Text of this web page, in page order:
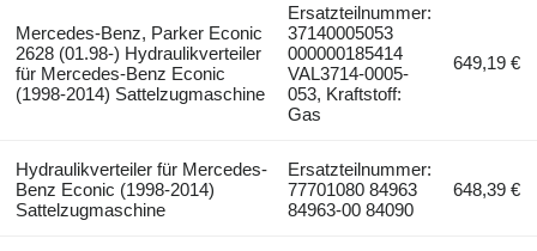
Mercedes-Benz, Parker Econic
2628 (01.98-) Hydraulikverteiler
für Mercedes-Benz Econic
(1998-2014) Sattelzugmaschine
Ersatzteilnummer:
37140005053
000000185414
VAL3714-0005-
053, Kraftstoff:
Gas
649,19 €
Hydraulikverteiler für Mercedes-
Benz Econic (1998-2014)
Sattelzugmaschine
Ersatzteilnummer:
77701080 84963
84963-00 84090
648,39 €